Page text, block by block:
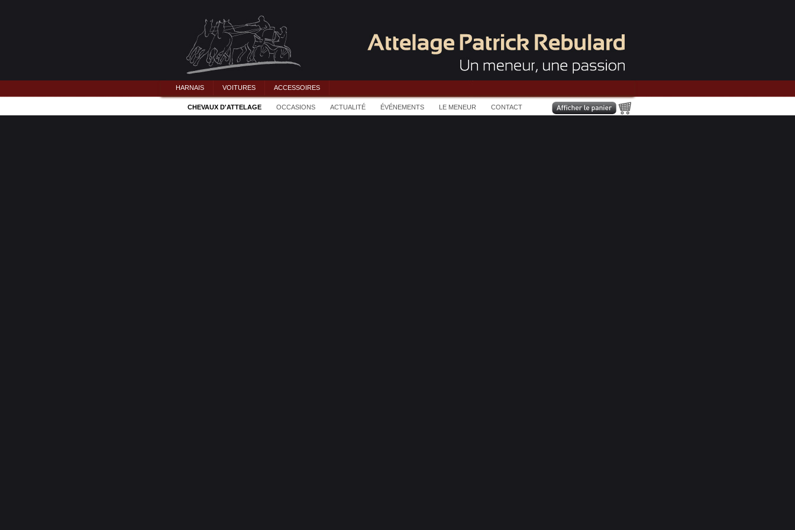
HARNAIS VOITURES ACCESSOIRES
CHEVAUX D'ATTELAGE OCCASIONS ACTUALITÉ ÉVÉNEMENTS LE MENEUR CONTACT